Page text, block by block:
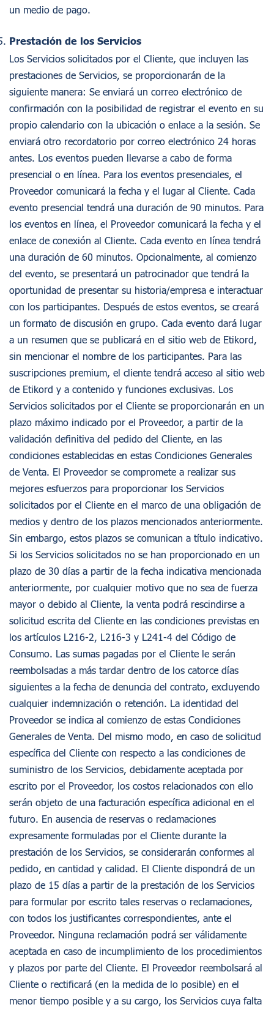
un medio de pago.
Prestación de los Servicios
Los Servicios solicitados por el Cliente, que incluyen las
prestaciones de Servicios, se proporcionarán de la
siguiente manera: Se enviará un correo electrónico de
confirmación con la posibilidad de registrar el evento en su
propio calendario con la ubicación o enlace a la sesión. Se
enviará otro recordatorio por correo electrónico 24 horas
antes. Los eventos pueden llevarse a cabo de forma
presencial o en línea. Para los eventos presenciales, el
Proveedor comunicará la fecha y el lugar al Cliente. Cada
evento presencial tendrá una duración de 90 minutos. Para
los eventos en línea, el Proveedor comunicará la fecha y el
enlace de conexión al Cliente. Cada evento en línea tendrá
una duración de 60 minutos. Opcionalmente, al comienzo
del evento, se presentará un patrocinador que tendrá la
oportunidad de presentar su historia/empresa e interactuar
con los participantes. Después de estos eventos, se creará
un formato de discusión en grupo. Cada evento dará lugar
a un resumen que se publicará en el sitio web de Etikord,
sin mencionar el nombre de los participantes. Para las
suscripciones premium, el cliente tendrá acceso al sitio web
de Etikord y a contenido y funciones exclusivas. Los
Servicios solicitados por el Cliente se proporcionarán en un
plazo máximo indicado por el Proveedor, a partir de la
validación definitiva del pedido del Cliente, en las
condiciones establecidas en estas Condiciones Generales
de Venta. El Proveedor se compromete a realizar sus
mejores esfuerzos para proporcionar los Servicios
solicitados por el Cliente en el marco de una obligación de
medios y dentro de los plazos mencionados anteriormente.
Sin embargo, estos plazos se comunican a título indicativo.
Si los Servicios solicitados no se han proporcionado en un
plazo de 30 días a partir de la fecha indicativa mencionada
anteriormente, por cualquier motivo que no sea de fuerza
mayor o debido al Cliente, la venta podrá rescindirse a
solicitud escrita del Cliente en las condiciones previstas en
los artículos L216-2, L216-3 y L241-4 del Código de
Consumo. Las sumas pagadas por el Cliente le serán
reembolsadas a más tardar dentro de los catorce días
siguientes a la fecha de denuncia del contrato, excluyendo
cualquier indemnización o retención. La identidad del
Proveedor se indica al comienzo de estas Condiciones
Generales de Venta. Del mismo modo, en caso de solicitud
específica del Cliente con respecto a las condiciones de
suministro de los Servicios, debidamente aceptada por
escrito por el Proveedor, los costos relacionados con ello
serán objeto de una facturación específica adicional en el
futuro. En ausencia de reservas o reclamaciones
expresamente formuladas por el Cliente durante la
prestación de los Servicios, se considerarán conformes al
pedido, en cantidad y calidad. El Cliente dispondrá de un
plazo de 15 días a partir de la prestación de los Servicios
para formular por escrito tales reservas o reclamaciones,
con todos los justificantes correspondientes, ante el
Proveedor. Ninguna reclamación podrá ser válidamente
aceptada en caso de incumplimiento de los procedimientos
y plazos por parte del Cliente. El Proveedor reembolsará al
Cliente o rectificará (en la medida de lo posible) en el
menor tiempo posible y a su cargo, los Servicios cuya falta